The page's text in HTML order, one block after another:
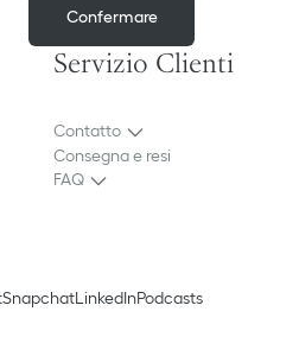
Confermare
Servizio Clienti
Contatto
Consegna e resi
FAQ
SnapchatLinkedInPodcasts